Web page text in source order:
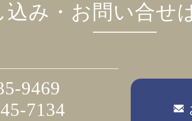
込み・お問い合せ
9469
7134